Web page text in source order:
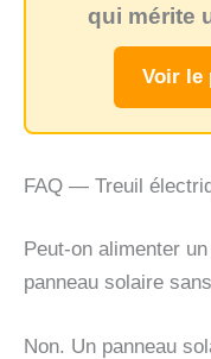
qui mérite
Voir le
FAQ — Treuil
Peut-on alimenter
panneau solaire
Non. Un panneau